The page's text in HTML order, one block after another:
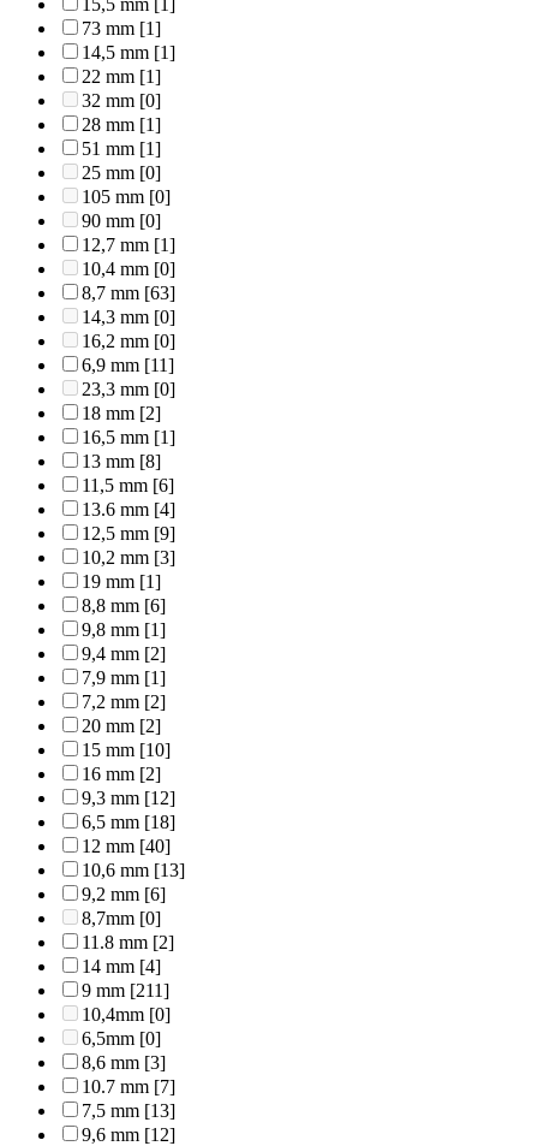
15,5 mm [1]
73 mm [1]
14,5 mm [1]
22 mm [1]
32 mm [0]
28 mm [1]
51 mm [1]
25 mm [0]
105 mm [0]
90 mm [0]
12,7 mm [1]
10,4 mm [0]
8,7 mm [63]
14,3 mm [0]
16,2 mm [0]
6,9 mm [11]
23,3 mm [0]
18 mm [2]
16,5 mm [1]
13 mm [8]
11,5 mm [6]
13.6 mm [4]
12,5 mm [9]
10,2 mm [3]
19 mm [1]
8,8 mm [6]
9,8 mm [1]
9,4 mm [2]
7,9 mm [1]
7,2 mm [2]
20 mm [2]
15 mm [10]
16 mm [2]
9,3 mm [12]
6,5 mm [18]
12 mm [40]
10,6 mm [13]
9,2 mm [6]
8,7mm [0]
11.8 mm [2]
14 mm [4]
9 mm [211]
10,4mm [0]
6,5mm [0]
8,6 mm [3]
10.7 mm [7]
7,5 mm [13]
9,6 mm [12]